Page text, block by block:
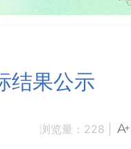
结果公示
浏览量： 228